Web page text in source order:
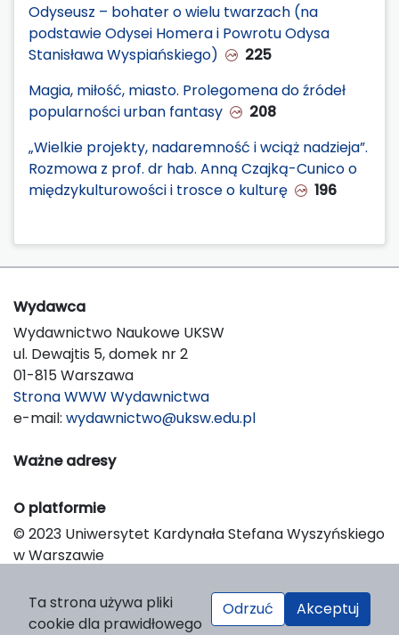
Odyseusz – bohater o wielu twarzach (na
podstawie Odysei Homera i Powrotu Odysa
Stanisława Wyspiańskiego)
225
Magia, miłość, miasto. Prolegomena do źródeł
popularności urban fantasy
208
„Wielkie projekty, nadaremność i wciąż nadzieja”.
Rozmowa z prof. dr hab. Anną Czajką-Cunico o
międzykulturowości i trosce o kulturę
196
Wydawca
Wydawnictwo Naukowe UKSW
ul. Dewajtis 5, domek nr 2
01-815 Warszawa
Strona WWW Wydawnictwa
e-mail: wydawnictwo@uksw.edu.pl
Ważne adresy
O platformie
© 2023 Uniwersytet Kardynała Stefana Wyszyńskiego
w Warszawie
Platform & Workflow by OJS/PKP
Ta strona używa pliki
cookie dla prawidłowego
Odrzuć Akceptuj